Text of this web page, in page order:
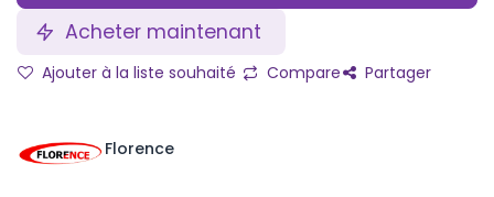
Acheter maintenant
Ajouter à la liste souhaité Compare Partager
Florence